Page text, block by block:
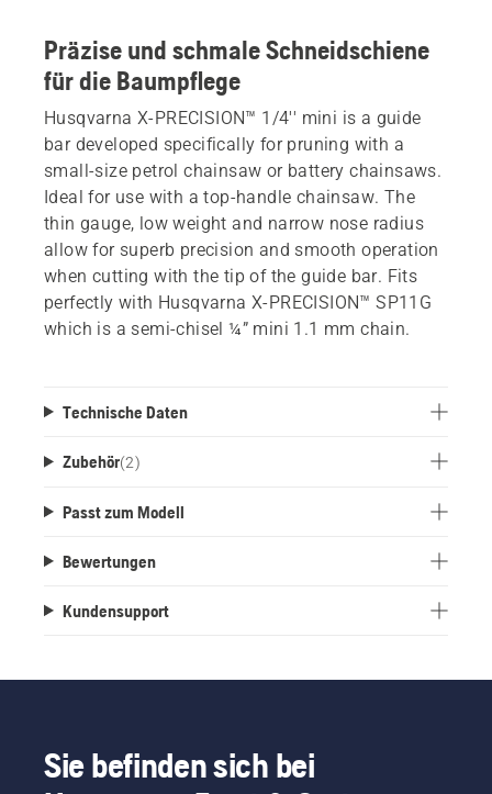
Präzise und schmale Schneidschiene
für die Baumpflege
Husqvarna X-PRECISION™ 1/4'' mini is a guide
bar developed specifically for pruning with a
small-size petrol chainsaw or battery chainsaws.
Ideal for use with a top-handle chainsaw. The
thin gauge, low weight and narrow nose radius
allow for superb precision and smooth operation
when cutting with the tip of the guide bar. Fits
perfectly with Husqvarna X-PRECISION™ SP11G
which is a semi-chisel ¼” mini 1.1 mm chain.
Technische Daten
Zubehör(2)
Passt zum Modell
Bewertungen
Kundensupport
Sie befinden sich bei